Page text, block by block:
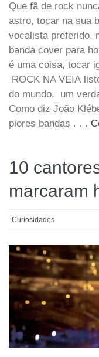
Que fã de rock
astro, tocar na sua
vocalista preferido,
banda cover para
é uma coisa, tocar
ROCK NA VEIA
do mundo, um
Como diz João
piores bandas . . .
10
marcaram
Curiosidades